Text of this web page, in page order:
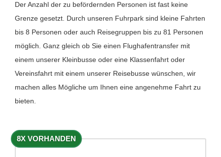
Der Anzahl der zu befördernden Personen ist fast keine
Grenze gesetzt. Durch unseren Fuhrpark sind kleine Fahrten
bis 8 Personen oder auch Reisegruppen bis zu 81 Personen
möglich. Ganz gleich ob Sie einen Flughafentransfer mit
einem unserer Kleinbusse oder eine Klassenfahrt oder
Vereinsfahrt mit einem unserer Reisebusse wünschen, wir
machen alles Mögliche um Ihnen eine angenehme Fahrt zu
bieten.
8X VORHANDEN